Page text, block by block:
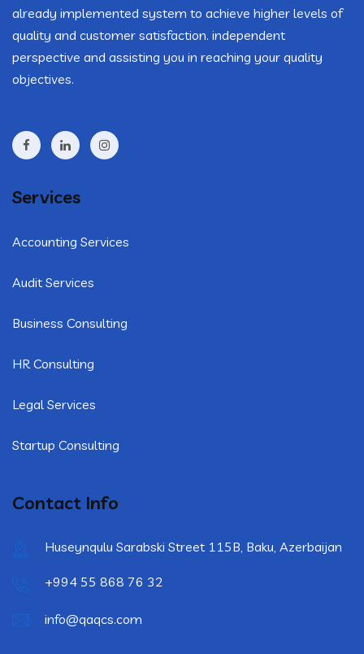
already implemented system to achieve higher levels of
quality and customer satisfaction. independent
perspective and assisting you in reaching your quality
objectives.
Services
Accounting Services
Audit Services
Business Consulting
HR Consulting
Legal Services
Startup Consulting
Contact Info
Huseynqulu Sarabski Street 115B, Baku, Azerbaijan
+994 55 868 76 32
info@qaqcs.com